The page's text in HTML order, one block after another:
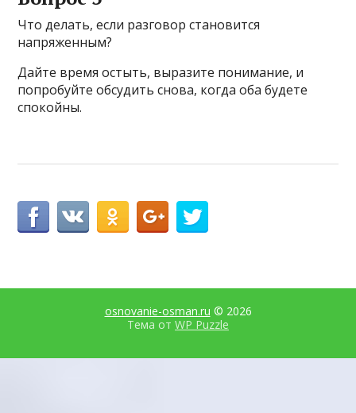
Что делать, если разговор становится
напряженным?
Дайте время остыть, выразите понимание, и
попробуйте обсудить снова, когда оба будете
спокойны.
osnovanie-osman.ru © 2026
Тема от WP Puzzle